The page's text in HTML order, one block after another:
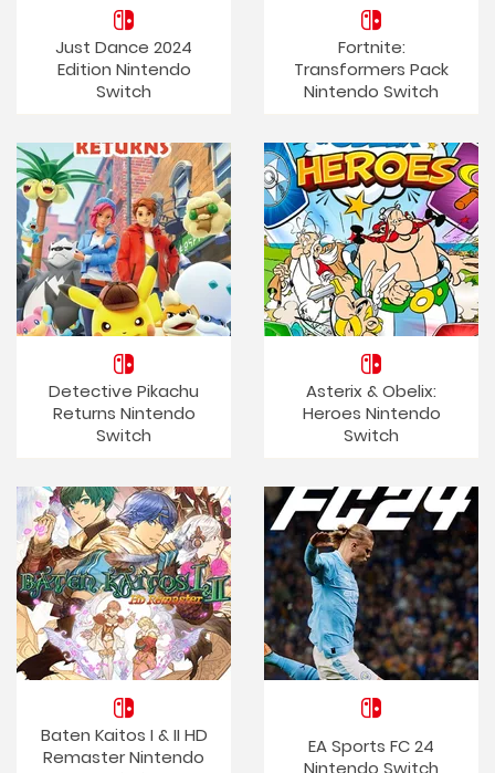
Just Dance 2024
Edition Nintendo
Switch
Fortnite:
Transformers Pack
Nintendo Switch
Detective Pikachu
Returns Nintendo
Switch
Asterix & Obelix:
Heroes Nintendo
Switch
Baten Kaitos I & II HD
Remaster Nintendo
EA Sports FC 24
Nintendo Switch